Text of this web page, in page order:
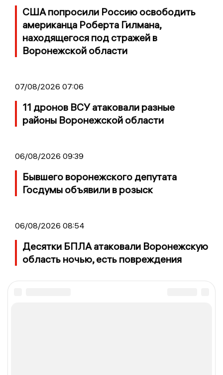
США попросили Россию освободить
американца Роберта Гилмана,
находящегося под стражей в
Воронежской области
07/08/2026 07:06
11 дронов ВСУ атаковали разные
районы Воронежской области
06/08/2026 09:39
Бывшего воронежского депутата
Госдумы объявили в розыск
06/08/2026 08:54
Десятки БПЛА атаковали Воронежскую
область ночью, есть повреждения